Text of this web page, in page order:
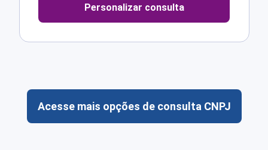
Personalizar consulta
Acesse mais opções de consulta CNPJ